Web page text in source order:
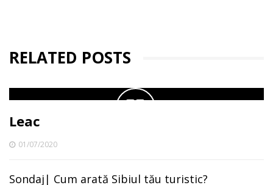
RELATED POSTS
Leac
01/07/2020
Sondaj| Cum arată Sibiul tău turistic?